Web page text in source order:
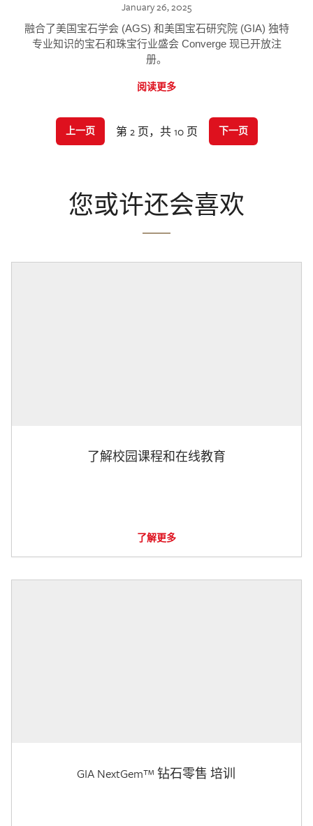
January 26, 2025
融合了美国宝石学会 (AGS) 和美国宝石研究院 (GIA) 独特
专业知识的宝石和珠宝行业盛会 Converge 现已开放注
册。
阅读更多
上一页 第 2 页，共 10 页 下一页
您或许还会喜欢
了解校园课程和在线教育
了解更多
GIA NextGem™ 钻石零售 培训